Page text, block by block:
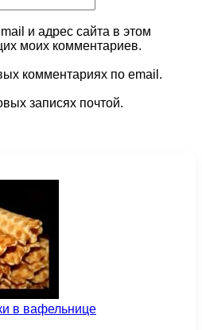
и адрес сайта в этом
моих комментариев.
комментариях по email.
записях почтой.
в вафельнице